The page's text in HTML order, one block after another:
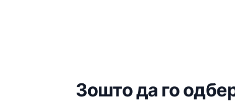
Зошто да го